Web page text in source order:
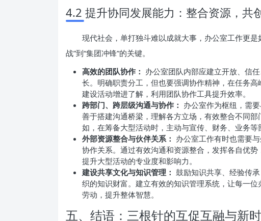
4.2 提升协同发展能力：整合资源，共
现代社会，单打独斗难以成就大事，办公室工作更
战”到“集团冲锋”的关键。
高效的团队协作： 办公室团队内部应建立开放、信
长。明确职责分工，但也要强调协作精神，在任务
建设活动增进了解，利用团队协作工具提升效率。
跨部门、跨层级沟通与协作： 办公室作为枢纽，需
善于搭建沟通桥梁，理解各方立场，有效整合不同
如，在筹备大型活动时，主动与宣传、财务、业务等
外部资源整合与伙伴关系： 办公室工作有时也需要
协作关系。通过有效沟通和资源整合，发挥各自优
提升大型活动的专业度和影响力。
建设共享文化与知识管理： 鼓励知识共享、经验传
织的知识财富。建立有效的知识管理系统，让每一
劳动，提升整体智慧。
五、结语：三根针的互促互融与新